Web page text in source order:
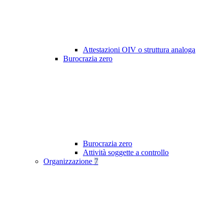
Attestazioni OIV o struttura analoga
Burocrazia zero
Burocrazia zero
Attività soggette a controllo
Organizzazione 7